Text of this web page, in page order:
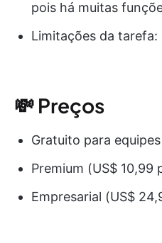
pois há muitas
Limitações da
💸 Preços
Gratuito para
Premium (US$ 10,99
Empresarial (US$